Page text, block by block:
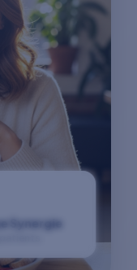
Synergie